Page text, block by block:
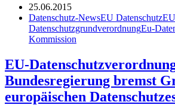
aktuell
(2):
Trilog
hat
25.06.2015
Datenschutz-NewsEU Datenschutz
DatenschutzgrundverordnungEu-
Kommission
EU-
Bundesregierung bremst
europäischen